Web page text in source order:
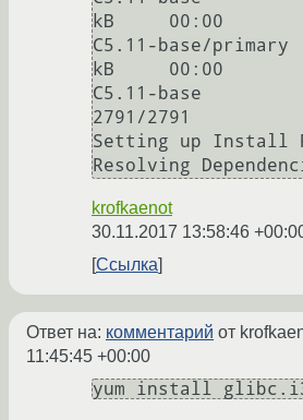
kB     00:00
C5.11-base/
kB     00:00
C5.11-base
2791/2791
Setting up Install
Resolving
krofkaenot
30.11.2017 13:58:46
Ссылка
Ответ на: комментарий от
11:45:45 +00:00
yum install